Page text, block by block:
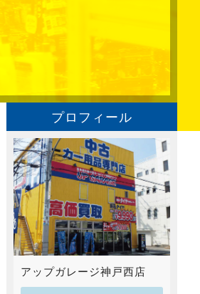
プロフィール
アップガレージ神戸西店